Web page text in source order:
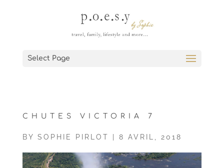
Select Page
CHUTES VICTORIA 7
BY SOPHIE PIRLOT 8 AVRIL, 2018